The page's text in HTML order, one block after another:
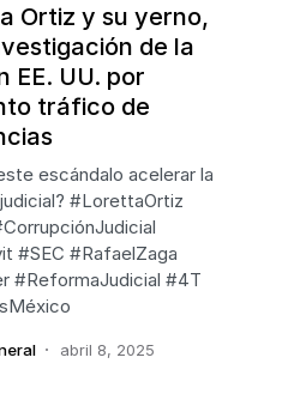
Ortiz y su yerno,
de la
EE. UU. por
tráfico de
escándalo acelerar la
#LorettaOrtiz
#SEC #RafaelZaga
#ReformaJudicial #4T
abril 8, 2025